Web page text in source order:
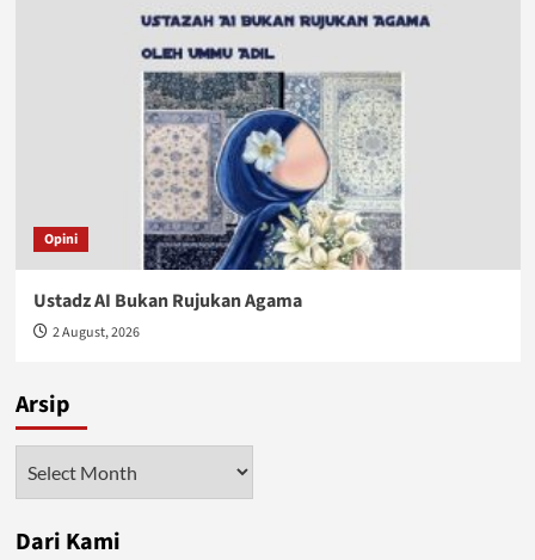
Opini
Ustadz AI Bukan Rujukan Agama
2 August, 2026
Arsip
Dari Kami